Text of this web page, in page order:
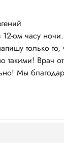
ом часу
только то,
такими! Врач от
Мы